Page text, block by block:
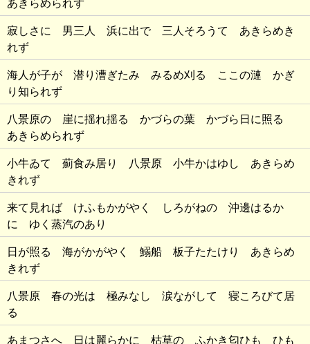
あきらめられず
寂しさに 男三人 浜に出で 三人そろうて あきらめき
れず
海人が子が 潜り漕ぎたみ みるめ刈る ここの漣 かぎ
り知られず
八景原の 崖に揺れ揺る かづらの葉 かづら日に照る
あきらめられず
小牛ゐて 薊食み居り 八景原 小牛かはゆし あきらめ
きれず
来て見れば けふもかがやく しろがねの 沖邊はるか
に ゆく蒸汽のあり
日が照る 海がかがやく 鰯船 板子たたけり あきらめ
きれず
八景原 春の光は 極みなし 涙ながして 寝ころびて居
る
あまつさへ 日は麗らかに 枯草の ふかき匂ひも ひも